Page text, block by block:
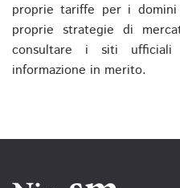
proprie tariffe per i
proprie strategie di
consultare i siti
informazione in merito.